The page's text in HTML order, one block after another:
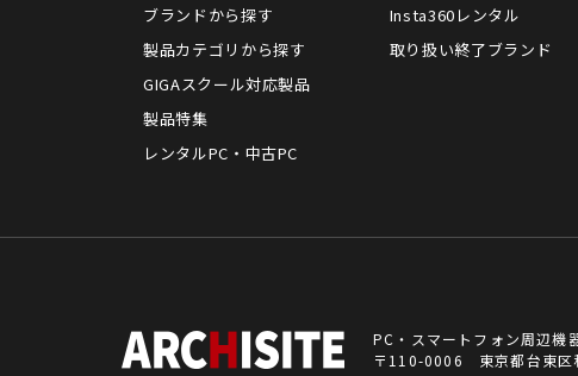
ブランドから探す
製品カテゴリから探す
GIGAスクール対応製品
製品特集
レンタルPC・中古PC
Insta360レンタル
取り扱い終了ブランド
PC・スマートフォン周辺
〒110-0006 東京都台東区